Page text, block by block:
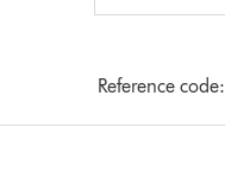
Reference code: